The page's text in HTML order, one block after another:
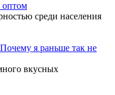
оптом
среди населения
я раньше так не
вкусных